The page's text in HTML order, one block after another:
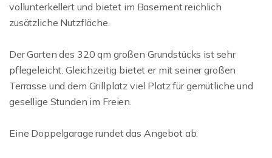
vollunterkellert und bietet im Basement reichlich
zusätzliche Nutzfläche.
Der Garten des 320 qm großen Grundstücks ist sehr
pflegeleicht. Gleichzeitig bietet er mit seiner großen
Terrasse und dem Grillplatz viel Platz für gemütliche und
gesellige Stunden im Freien.
Eine Doppelgarage rundet das Angebot ab.